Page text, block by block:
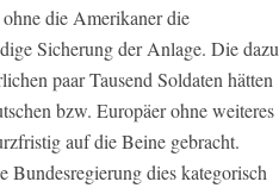
die Amerikaner die
Sicherung der Anlage. Die dazu
paar Tausend Soldaten hätten
bzw. Europäer ohne weiteres
auf die Beine gebracht.
Bundesregierung dies kategorisch